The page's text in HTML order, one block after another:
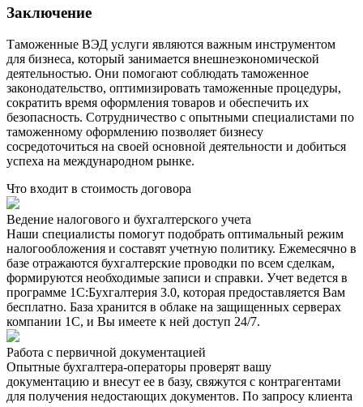
Заключение
Таможенные ВЭД услуги являются важным инструментом
для бизнеса, который занимается внешнеэкономической
деятельностью. Они помогают соблюдать таможенное
законодательство, оптимизировать таможенные процедуры,
сократить время оформления товаров и обеспечить их
безопасность. Сотрудничество с опытными специалистами по
таможенному оформлению позволяет бизнесу
сосредоточиться на своей основной деятельности и добиться
успеха на международном рынке.
Что входит в стоимость договора
Ведение налогового и бухгалтерского учета
Наши специалисты помогут подобрать оптимальный режим
налогообложения и составят учетную политику. Ежемесячно в
базе отражаются бухгалтерские проводки по всем сделкам,
формируются необходимые записи и справки. Учет ведется в
программе 1С:Бухгалтерия 3.0, которая предоставляется Вам
бесплатно. База хранится в облаке на защищенных серверах
компании 1С, и Вы имеете к ней доступ 24/7.
Работа с первичной документацией
Опытные бухгалтера-операторы проверят вашу
документацию и внесут ее в базу, свяжутся с контрагентами
для получения недостающих документов. По запросу клиента